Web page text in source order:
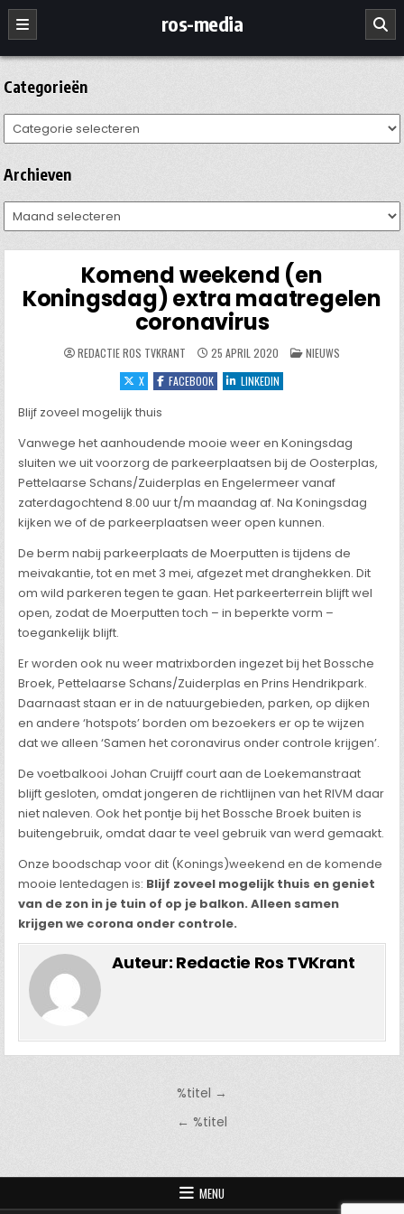
Ga
naar
de
inhoud
ros-media
Categorieën
Categorieën
Archieven
Archieven
Komend weekend (en
Koningsdag) extra maatregelen
coronavirus
REDACTIE ROS TVKRANT 25 APRIL 2020 GEPLAATST
IN
NIEUWS
X
FACEBOOK LINKEDIN
Blijf zoveel mogelijk thuis
Vanwege het aanhoudende mooie weer en Koningsdag
sluiten we uit voorzorg de parkeerplaatsen bij de Oosterplas,
Pettelaarse Schans/Zuiderplas en Engelermeer vanaf
zaterdagochtend 8.00 uur t/m maandag af. Na Koningsdag
kijken we of de parkeerplaatsen weer open kunnen.
De berm nabij parkeerplaats de Moerputten is tijdens de
meivakantie, tot en met 3 mei, afgezet met dranghekken. Dit
om wild parkeren tegen te gaan. Het parkeerterrein blijft wel
open, zodat de Moerputten toch – in beperkte vorm –
toegankelijk blijft.
Er worden ook nu weer matrixborden ingezet bij het Bossche
Broek, Pettelaarse Schans/Zuiderplas en Prins Hendrikpark.
Daarnaast staan er in de natuurgebieden, parken, op dijken
en andere ‘hotspots’ borden om bezoekers er op te wijzen
dat we alleen ‘Samen het coronavirus onder controle krijgen’.
De voetbalkooi Johan Cruijff court aan de Loekemanstraat
blijft gesloten, omdat jongeren de richtlijnen van het RIVM daar
niet naleven. Ook het pontje bij het Bossche Broek buiten is
buitengebruik, omdat daar te veel gebruik van werd gemaakt.
Onze boodschap voor dit (Konings)weekend en de komende
mooie lentedagen is: Blijf zoveel mogelijk thuis en geniet
van de zon in je tuin of op je balkon. Alleen samen
krijgen we corona onder controle.
Auteur: Redactie Ros TVKrant
%titel →
← %titel
MENU